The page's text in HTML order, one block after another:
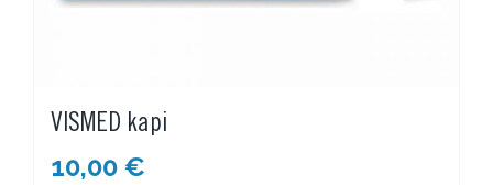
VISMED kapi
10,00 €